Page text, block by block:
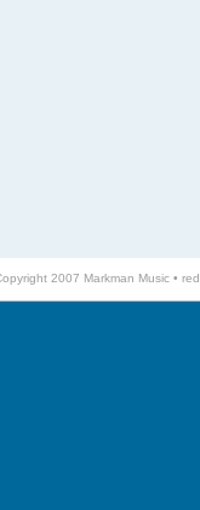
2007 Markman Music •